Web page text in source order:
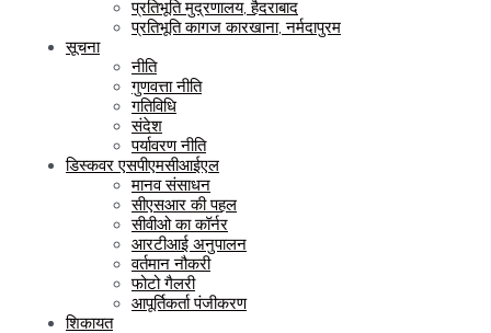
प्रतिभूति मुद्रणालय, हैदराबाद
प्रतिभूति कागज कारखाना, नर्मदापुरम
सूचना
नीति
गुणवत्ता नीति
गतिविधि
संदेश
पर्यावरण नीति
डिस्कवर एसपीएमसीआईएल
मानव संसाधन
सीएसआर की पहल
सीवीओ का कॉर्नर
आरटीआई अनुपालन
वर्तमान नौकरी
फोटो गैलरी
आपूर्तिकर्ता पंजीकरण
शिकायत